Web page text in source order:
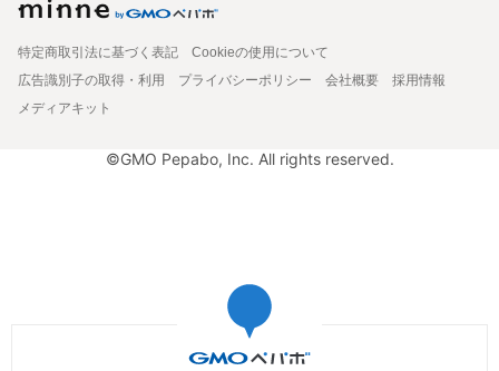
特定商取引法に基づく表記
Cookieの使用について
広告識別子の取得・利用
プライバシーポリシー 会社概要
採用情報
メディアキット
©GMO Pepabo, Inc. All rights reserved.